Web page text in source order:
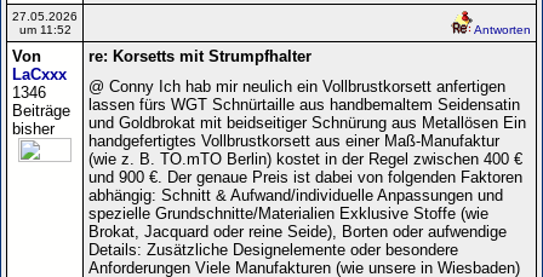
27.05.2026
um 11:52
Antworten
Von
LaCxxx
1346
Beiträge
bisher
re: Korsetts mit Strumpfhalter
@ Conny Ich hab mir neulich ein Vollbrustkorsett anfertigen
lassen fürs WGT Schnürtaille aus handbemaltem Seidensatin
und Goldbrokat mit beidseitiger Schnürung aus Metallösen Ein
handgefertigtes Vollbrustkorsett aus einer Maß-Manufaktur
(wie z. B. TO.mTO Berlin) kostet in der Regel zwischen 400 €
und 900 €. Der genaue Preis ist dabei von folgenden Faktoren
abhängig: Schnitt & Aufwand/individuelle Anpassungen und
spezielle Grundschnitte/Materialien Exklusive Stoffe (wie
Brokat, Jacquard oder reine Seide), Borten oder aufwendige
Details: Zusätzliche Designelemente oder besondere
Anforderungen Viele Manufakturen (wie unsere in Wiesbaden)